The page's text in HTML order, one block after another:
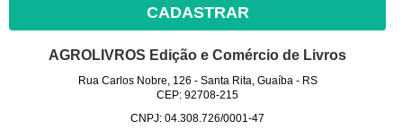
CADASTRAR
AGROLIVROS Edição e Comércio de Livros
Rua Carlos Nobre, 126 - Santa Rita, Guaíba- RS
CEP: 92708-215
CNPJ: 04.308.726/0001-47